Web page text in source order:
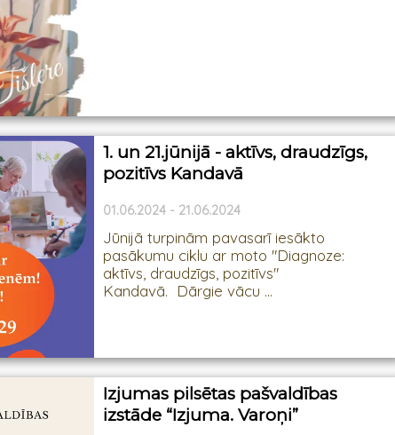
1. un 21.jūnijā - aktīvs, draudzīgs,
pozitīvs Kandavā
01.06.2024 - 21.06.2024
Jūnijā turpinām pavasarī iesākto
pasākumu ciklu ar moto "Diagnoze:
aktīvs, draudzīgs, pozitīvs"
Kandavā. Dārgie vācu ...
Izjumas pilsētas pašvaldības
izstāde “Izjuma. Varoņi”